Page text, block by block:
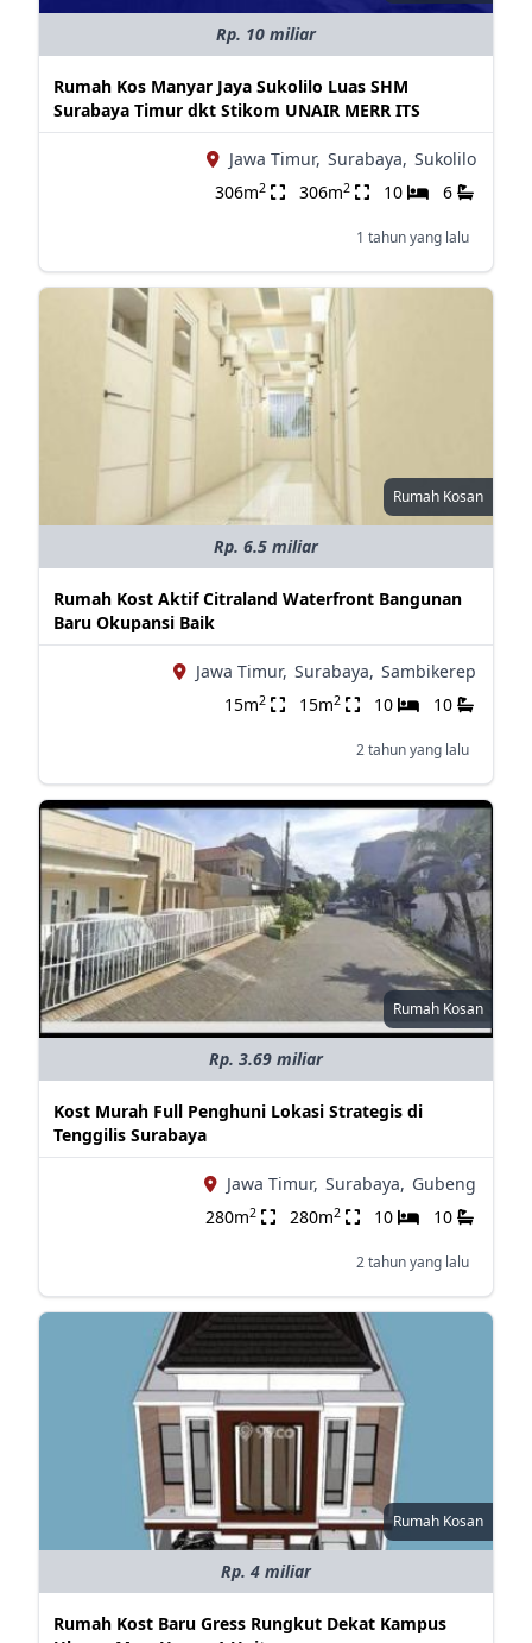
Rp. 10 miliar
Rumah Kos Manyar Jaya Sukolilo Luas SHM
Surabaya Timur dkt Stikom UNAIR MERR ITS
Jawa Timur, Surabaya, Sukolilo
306m2 306m2 10 6
1 tahun yang lalu
Rumah Kosan
Rp. 6.5 miliar
Rumah Kost Aktif Citraland Waterfront Bangunan
Baru Okupansi Baik
Jawa Timur, Surabaya, Sambikerep
15m2 15m2 10 10
2 tahun yang lalu
Rumah Kosan
Rp. 3.69 miliar
Kost Murah Full Penghuni Lokasi Strategis di
Tenggilis Surabaya
Jawa Timur, Surabaya, Gubeng
280m2 280m2 10 10
2 tahun yang lalu
Rumah Kosan
Rp. 4 miliar
Rumah Kost Baru Gress Rungkut Dekat Kampus